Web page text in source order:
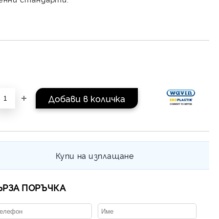
Купи на изплащане
ПОРЪЧКА